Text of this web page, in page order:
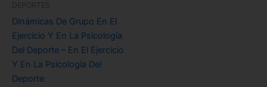
DEPORTES
Dinámicas De Grupo En El
Ejercicio Y En La Psicología
Del Deporte – En El Ejercicio
Y En La Psicología Del
Deporte